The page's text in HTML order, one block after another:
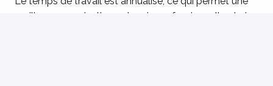
meilleure organisation entre vie professionnelle et vie